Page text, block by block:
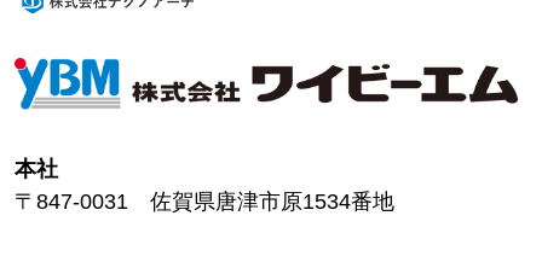
本社
〒847-0031 佐賀県唐津市原1534番地